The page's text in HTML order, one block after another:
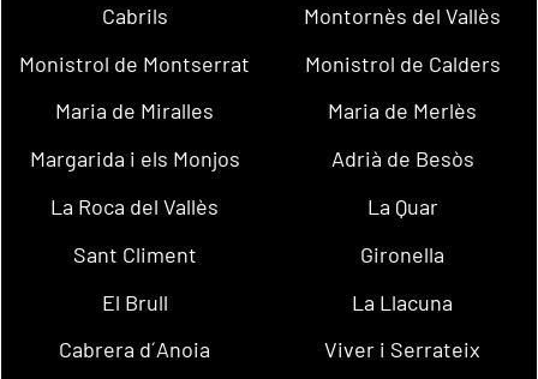
Cabrils
Montornès del Vallès
Monistrol de Montserrat
Monistrol de Calders
Maria de Miralles
Maria de Merlès
Margarida i els Monjos
Adrià de Besòs
La Roca del Vallès
La Quar
Sant Climent
Gironella
El Brull
La Llacuna
Cabrera d´Anoia
Viver i Serrateix